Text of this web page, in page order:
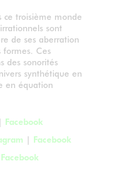
ce troisième monde
sont
de ses aberration
formes. Ces
des sonorités
synthétique en
en équation
| Facebook
| Facebook
Facebook